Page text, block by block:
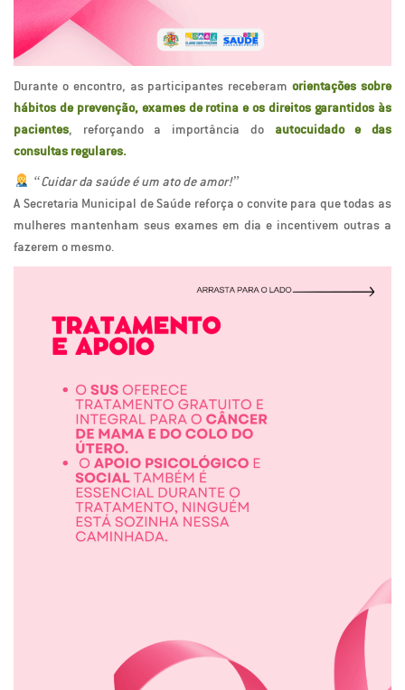
Durante o encontro, as participantes receberamorientações sobre
hábitos de prevenção, exames de rotina e os direitos garantidos às
pacientes, reforçando a importância do autocuidado e das
consultas regulares.
“Cuidar da saúde é um ato de amor!”
A Secretaria Municipal de Saúde reforça o convite para que todas as
mulheres mantenham seus exames em dia e incentivem outras a
fazerem o mesmo.